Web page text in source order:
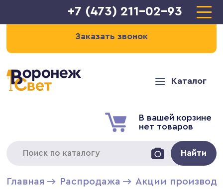
+7 (473) 211-02-93
Заказать звонок
Каталог
В вашей корзине
нет товаров
Найти
Главная Распродажа Акции